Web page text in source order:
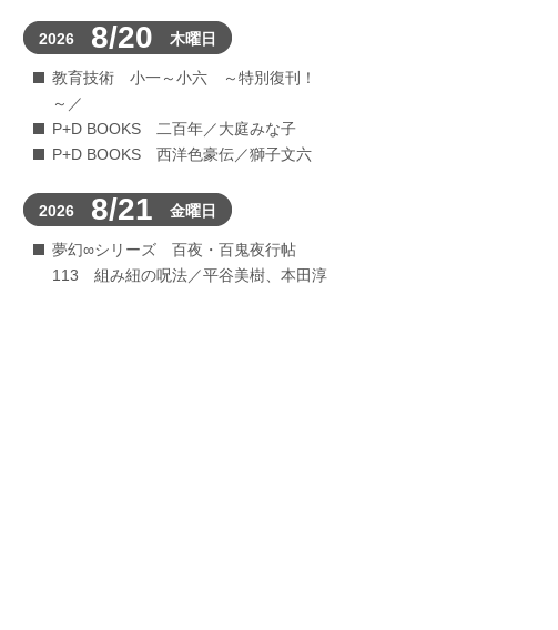
2026 8/20 木曜日
教育技術 小一～小六 ～特別復刊！
～／
P+D BOOKS 二百年／大庭みな子
P+D BOOKS 西洋色豪伝／獅子文六
2026 8/21 金曜日
夢幻∞シリーズ 百夜・百鬼夜行帖
113 組み紐の呪法／平谷美樹、本田淳